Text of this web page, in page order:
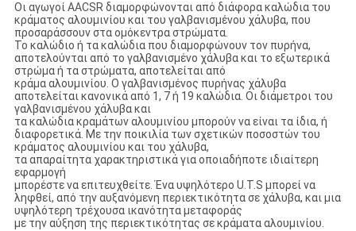
Οι αγωγοί AACSR διαμορφώνονται από διάφορα καλώδια του
κράματος αλουμινίου και του γαλβανισμένου χάλυβα, που
προσαράσσουν στα ομόκεντρα στρώματα.
Το καλώδιο ή τα καλώδια που διαμορφώνουν τον πυρήνα,
αποτελούνται από το γαλβανισμένο χάλυβα και το εξωτερικά
στρώμα ή τα στρώματα, αποτελείται από
κράμα αλουμινίου. Ο γαλβανισμένος πυρήνας χάλυβα
αποτελείται κανονικά από 1, 7 ή 19 καλώδια. Οι διάμετροι του
γαλβανισμένου χάλυβα και
τα καλώδια κραμάτων αλουμινίου μπορούν να είναι τα ίδια, ή
διαφορετικά. Με την ποικιλία των σχετικών ποσοστών του
κράματος αλουμινίου και του χάλυβα,
τα απαραίτητα χαρακτηριστικά για οποιαδήποτε ιδιαίτερη
εφαρμογή
μπορέστε να επιτευχθείτε. Ένα υψηλότερο U.T.S μπορεί να
ληφθεί, από την αυξανόμενη περιεκτικότητα σε χάλυβα, και μια
υψηλότερη τρέχουσα ικανότητα μεταφοράς
με την αύξηση της περιεκτικότητας σε κράματα αλουμινίου.